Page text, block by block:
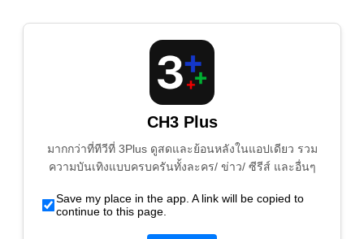
CH3 Plus
มากกว่าที่ทีวีที่ 3Plus ดูสดและย้อนหลังในแอปเดียว รวม
ความบันเทิงแบบครบครันทั้งละคร/ ข่าว/ ซีรีส์ และอื่นๆ
Save my place in the app. A link will be copied to
continue to this page.